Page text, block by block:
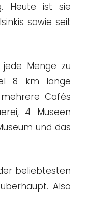
Heute ist sie
sowie seit
Menge zu
8 km lange
Cafés
4 Museen
und das
beliebtesten
Also